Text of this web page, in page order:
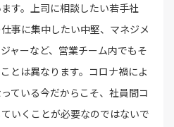
す。上司に相談したい若手社
事に集中したい中堅、マネジメ
ャーなど、営業チーム内でもそ
とは異なります。コロナ禍によ
ている今だからこそ、社員間コ
いくことが必要なのではないで